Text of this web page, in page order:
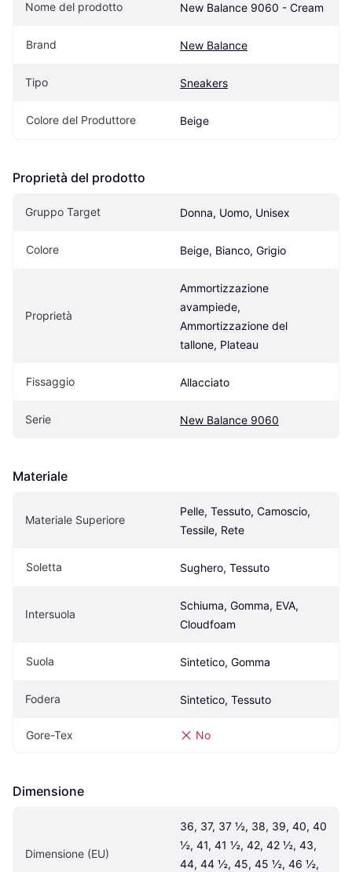
Nome del prodotto New Balance 9060 - Cream
Brand New Balance
Tipo Sneakers
Colore del Produttore Beige
Proprietà del prodotto
Gruppo Target Donna, Uomo, Unisex
Colore Beige, Bianco, Grigio
Proprietà
Ammortizzazione
avampiede,
Ammortizzazione del
tallone, Plateau
Fissaggio Allacciato
Serie New Balance 9060
Materiale
Materiale Superiore
Pelle, Tessuto, Camoscio,
Tessile, Rete
Soletta Sughero, Tessuto
Intersuola
Schiuma, Gomma, EVA,
Cloudfoam
Suola Sintetico, Gomma
Fodera Sintetico, Tessuto
Gore-Tex No
Dimensione
Dimensione (EU)
36, 37, 37 ½, 38, 39, 40, 40
½, 41, 41 ½, 42, 42 ½, 43,
44, 44 ½, 45, 45 ½, 46 ½,